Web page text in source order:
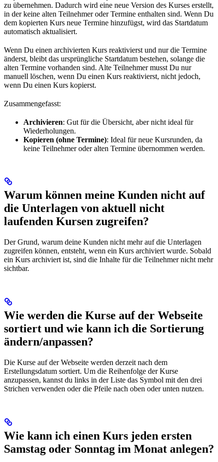
zu übernehmen. Dadurch wird eine neue Version des Kurses erstellt,
in der keine alten Teilnehmer oder Termine enthalten sind. Wenn Du
dem kopierten Kurs neue Termine hinzufügst, wird das Startdatum
automatisch aktualisiert.
Wenn Du einen archivierten Kurs reaktivierst und nur die Termine
änderst, bleibt das ursprüngliche Startdatum bestehen, solange die
alten Termine vorhanden sind. Alte Teilnehmer musst Du nur
manuell löschen, wenn Du einen Kurs reaktivierst, nicht jedoch,
wenn Du einen Kurs kopierst.
Zusammengefasst:
Archivieren: Gut für die Übersicht, aber nicht ideal für
Wiederholungen.
Kopieren (ohne Termine): Ideal für neue Kursrunden, da
keine Teilnehmer oder alten Termine übernommen werden.
Warum können meine Kunden nicht auf
die Unterlagen von aktuell nicht
laufenden Kursen zugreifen?
Der Grund, warum deine Kunden nicht mehr auf die Unterlagen
zugreifen können, entsteht, wenn ein Kurs archiviert wurde. Sobald
ein Kurs archiviert ist, sind die Inhalte für die Teilnehmer nicht mehr
sichtbar.
Wie werden die Kurse auf der Webseite
sortiert und wie kann ich die Sortierung
ändern/anpassen?
Die Kurse auf der Webseite werden derzeit nach dem
Erstellungsdatum sortiert. Um die Reihenfolge der Kurse
anzupassen, kannst du links in der Liste das Symbol mit den drei
Strichen verwenden oder die Pfeile nach oben oder unten nutzen.
Wie kann ich einen Kurs jeden ersten
Samstag oder Sonntag im Monat anlegen?